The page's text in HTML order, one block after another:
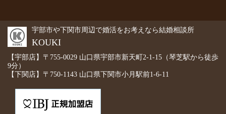
宇部市や下関市周辺で婚活をお考えなら結婚相談所
KOUKI
【宇部店】〒755-0029 山口県宇部市新天町2-1-15（琴芝駅から徒歩
9分）
【下関店】〒750-1143 山口県下関市小月駅前1-6-11